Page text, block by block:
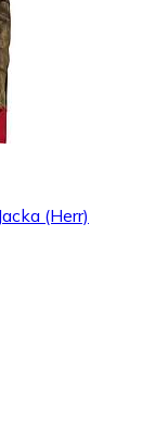
(Herr)